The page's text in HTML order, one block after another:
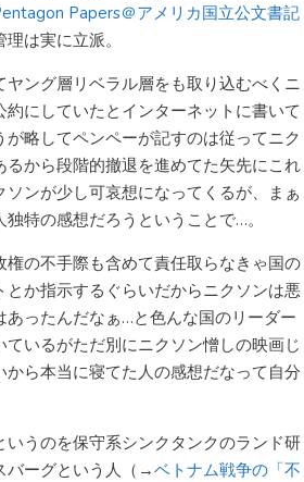
Papers＠アメリカ国立公文書記
は実に立派。
ング層リベラル層をも取り込むべくニ
にしていたとインターネットに書いて
略してペンペーが記すのは従ってニク
から段階的撤退を進めてた矢先にこれ
ンが少し可哀想になってくるが、まぁ
特の感想だろうということで…。
の不手際も含めて責任取らなきゃ国の
か指示するぐらいだからニクソンは悪
ったんだなぁ…と色んな国のリーダー
いるがただ別にニクソン憎しの映画じ
ら本当に寝てた人の感想だなって自分
うのを保守系シンクタンクのランド研
バーグという人（→ベトナム戦争の「不